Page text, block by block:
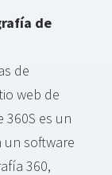
de
de
web de
es un
un software
360,